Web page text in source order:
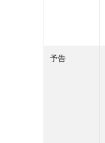
予告